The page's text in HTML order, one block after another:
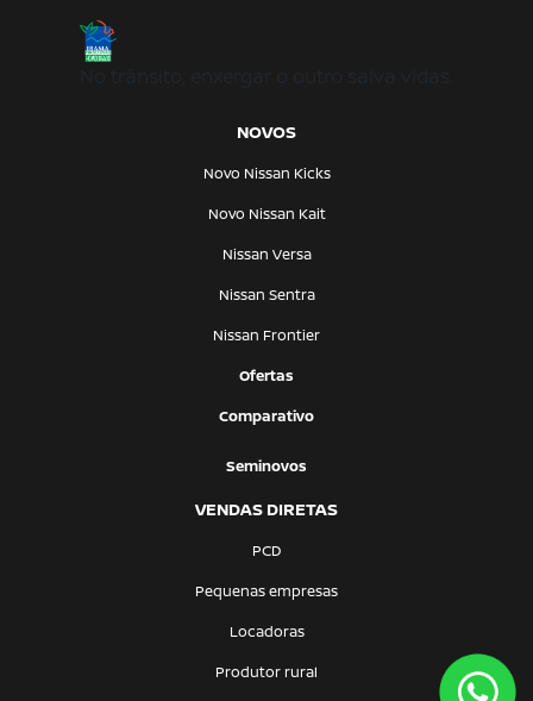
NOVOS
Novo Nissan Kicks
Novo Nissan Kait
Nissan Versa
Nissan Sentra
Nissan Frontier
Ofertas
Comparativo
Seminovos
VENDAS DIRETAS
PCD
Pequenas empresas
Locadoras
Produtor rural